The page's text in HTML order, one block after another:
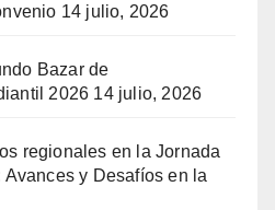
14 julio, 2026
Bazar de
2026 14 julio, 2026
regionales en la Jornada
y Desafíos en la